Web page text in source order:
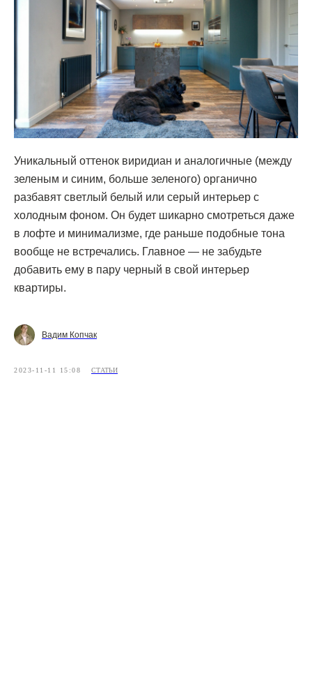
Уникальный оттенок виридиан и аналогичные (между
зеленым и синим, больше зеленого) органично
разбавят светлый белый или серый интерьер с
холодным фоном. Он будет шикарно смотреться даже
в лофте и минимализме, где раньше подобные тона
вообще не встречались. Главное — не забудьте
добавить ему в пару черный в свой интерьер
квартиры.
Вадим Копчак
2023-11-11 15:08 СТАТЬИ
ЖДЕМ ВАС В СТУДИИ ДЛЯ
ОБСУЖДЕНИЯ ПРОЕКТА
[ КОНТАКТЫ ]
ПОСТРОИТЬ МАРШРУТ